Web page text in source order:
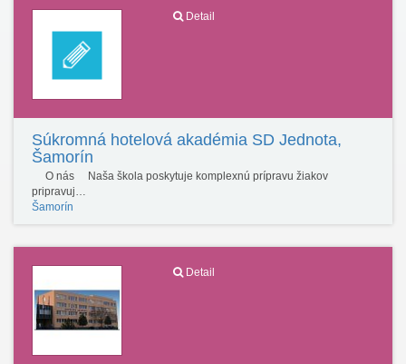
Detail
Súkromná hotelová akadémia SD Jednota,
Šamorín
O nás Naša škola poskytuje komplexnú prípravu žiakov
pripravuj…
Šamorín
Detail